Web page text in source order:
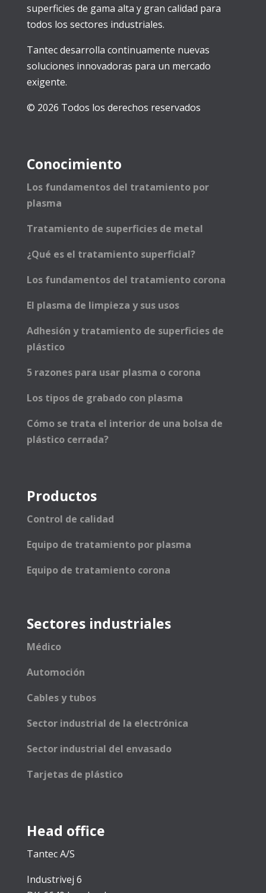
superficies de gama alta y gran calidad para
todos los sectores industriales.
Tantec desarrolla continuamente nuevas
soluciones innovadoras para un mercado
exigente.
© 2026 Todos los derechos reservados
Conocimiento
Los fundamentos del tratamiento por
plasma
Tratamiento de superficies de metal
¿Qué es el tratamiento superficial?
Los fundamentos del tratamiento corona
El plasma de limpieza y sus usos
Adhesión y tratamiento de superficies de
plástico
5 razones para usar plasma o corona
Los tipos de grabado con plasma
Cómo se trata el interior de una bolsa de
plástico cerrada?
Productos
Control de calidad
Equipo de tratamiento por plasma
Equipo de tratamiento corona
Sectores industriales
Médico
Automoción
Cables y tubos
Sector industrial de la electrónica
Sector industrial del envasado
Tarjetas de plástico
Head office
Tantec A/S
Industrivej 6